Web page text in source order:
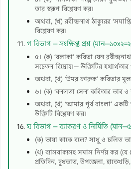
তার স্বরূপ বিশ্লেষণ কর।
অথবা, (খ) রবীন্দ্রনাথ ঠাকুরের
বিশ্লেষণ কর।
গ বিভাগ — সংক্ষিপ্ত প্রশ্ন
৫। (ক) ‘বলাকা’ কবিতা যেন
সচেতন বিদ্রোহ।— উক্তিটির
অথবা, (খ) ‘উমর ফারুক’ কবিতার
৬। (ক) ‘বনলতা সেন’ কবিতার ভাব ও
অথবা, (খ) ‘আমার পূর্ব বাংলা’
উক্তিটি বিশ্লেষণ কর।
ঘ বিভাগ — ব্যাকরণ ও নির্মিতি
(ক) ভাষা কাকে বলে? সাধু ও চলিত
(খ) ব্যাসবাক্যসহ সমাস নির্ণয় কর
প্রতিদিন, দুধভাত, উপজেলা, হাতেখড়ি,